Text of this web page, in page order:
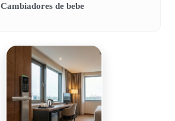
Cambiadores de bebe